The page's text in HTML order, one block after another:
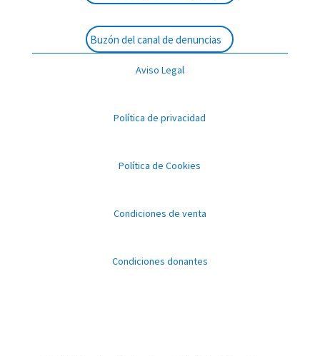
Buzón del canal de denuncias
Aviso Legal
Política de privacidad
Política de Cookies
Condiciones de venta
Condiciones donantes